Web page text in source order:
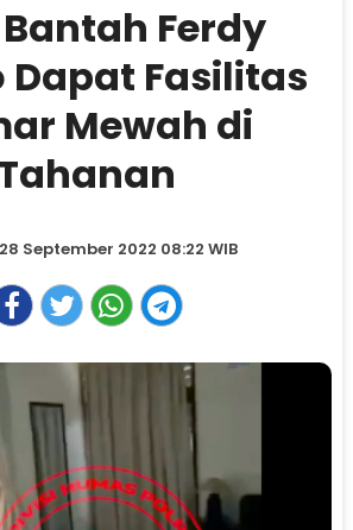
Ferdy
Dapat Fasilitas
Mewah di
September 2022 08:22 WIB